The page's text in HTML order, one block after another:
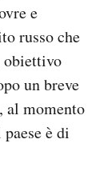
e
russo che
obiettivo
un breve
al momento
è di